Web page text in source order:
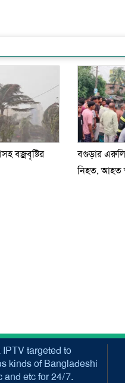
বজ্রবৃষ্টির
বগুড়ার
নিহত, আহত
targeted to
kinds of Bangladeshi
and etc for 24/7.